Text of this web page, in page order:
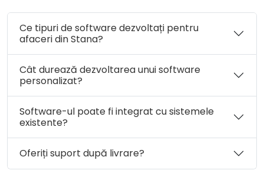
Ce tipuri de software dezvoltați pentru
afaceri din Stana?
Cât durează dezvoltarea unui software
personalizat?
Software-ul poate fi integrat cu sistemele
existente?
Oferiți suport după livrare?